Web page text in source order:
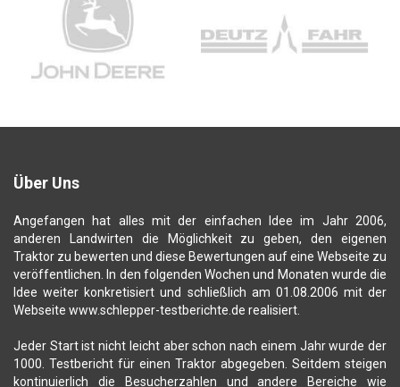
Über Uns
Angefangen hat alles mit der einfachen Idee im Jahr 2006,
anderen Landwirten die Möglichkeit zu geben, den eigenen
Traktor zu bewerten und diese Bewertungen auf eine Webseite zu
veröffentlichen. In den folgenden Wochen und Monaten wurde die
Idee weiter konkretisiert und schließlich am 01.08.2006 mit der
Webseite www.schlepper-testberichte.de realisiert.
Jeder Start ist nicht leicht aber schon nach einem Jahr wurde der
1000. Testbericht für einen Traktor abgegeben. Seitdem steigen
kontinuierlich die Besucherzahlen und andere Bereiche wie